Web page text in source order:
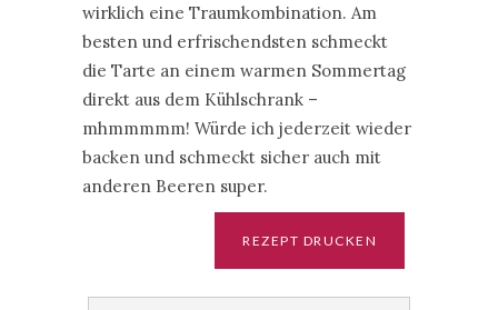
wirklich eine Traumkombination. Am
besten und erfrischendsten schmeckt
die Tarte an einem warmen Sommertag
direkt aus dem Kühlschrank –
mhmmmmm! Würde ich jederzeit wieder
backen und schmeckt sicher auch mit
anderen Beeren super.